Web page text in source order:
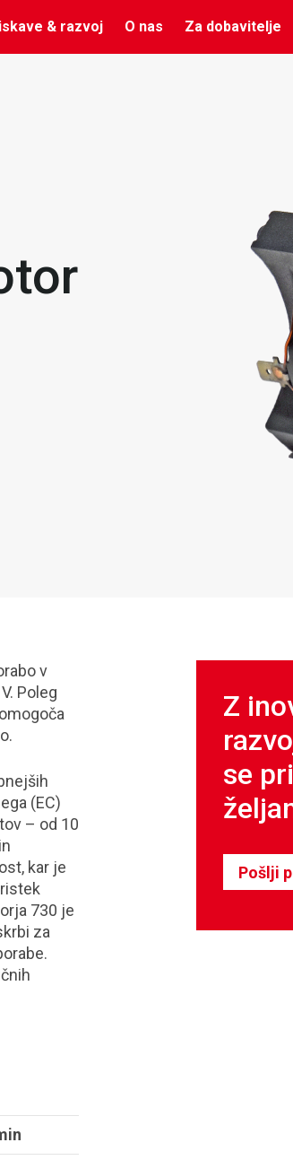
& razvoj O nas Za dobavitelje
v
Poleg
(EC)
– od 10
kar je
730 je
za
Z
se
Pošlji